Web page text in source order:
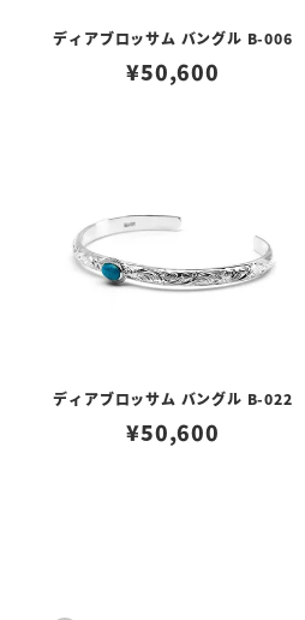
ディアブロッサム バングル B-006
¥50,600
ディアブロッサム バングル B-022
¥50,600